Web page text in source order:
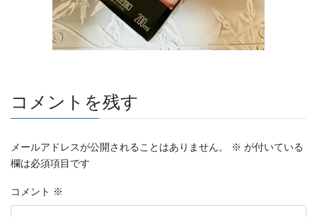
コメントを残す
メールアドレスが公開されることはありません。 ※ が付いている
欄は必須項目です
コメント ※